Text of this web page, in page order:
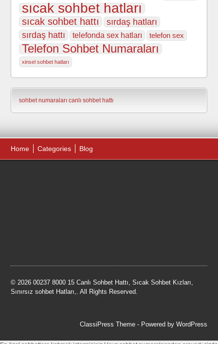
sıcak sohbet hatları
sıcak sohbet hattı
sırdaş hatları
sırdaş hattı
telefonda sex hatları telefon sex
Telefon Sohbet Numaraları
xinsel sohbet hatları
sohbet numaraları canlı sohbet hattı
Home Categories Blog
© 2026 00237 8000 15 Canlı Sohbet Hattı, Sıcak Sohbet Kızları,
Sınırsız sohbet Hatları,. All Rights Reserved.
ClassiPress Theme- Powered by WordPress